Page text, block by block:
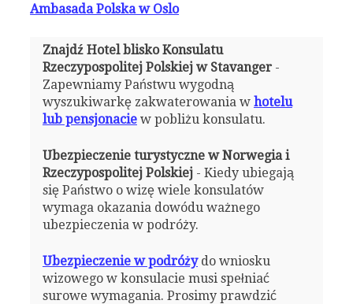
Ambasada Polska w Oslo
Znajdź Hotel blisko Konsulatu
Rzeczypospolitej Polskiej w Stavanger-
Zapewniamy Państwu wygodną
wyszukiwarkę zakwaterowania w hotelu
lub pensjonaciew pobliżu konsulatu.
Ubezpieczenie turystyczne w Norwegia i
Rzeczypospolitej Polskiej- Kiedy ubiegają
się Państwo o wizę wiele konsulatów
wymaga okazania dowódu ważnego
ubezpieczenia w podróży.
Ubezpieczenie w podróżydo wniosku
wizowego w konsulacie musi spełniać
surowe wymagania. Prosimy prawdzić